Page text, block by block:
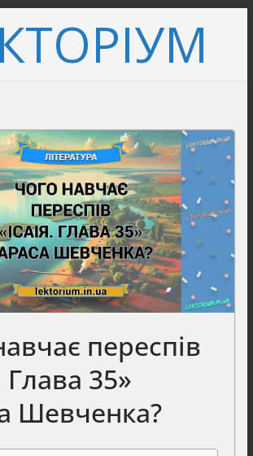
переспів
Глава 35»
Шевченка?